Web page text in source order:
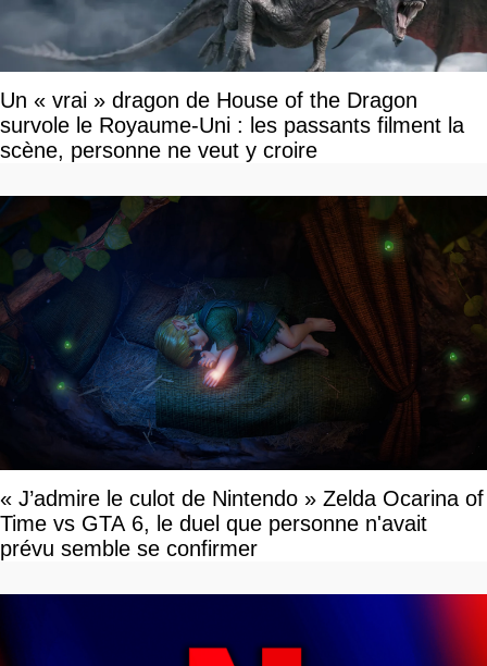
Un « vrai » dragon de House of the Dragon
survole le Royaume-Uni : les passants filment la
scène, personne ne veut y croire
« J’admire le culot de Nintendo » Zelda Ocarina of
Time vs GTA 6, le duel que personne n'avait
prévu semble se confirmer